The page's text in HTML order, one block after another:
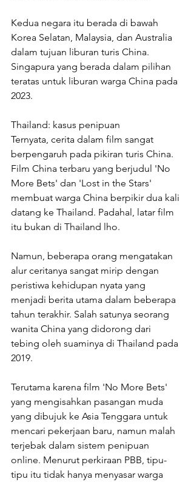
Kedua negara itu berada di bawah
Korea Selatan, Malaysia, dan Australia
dalam tujuan liburan turis China.
Singapura yang berada dalam pilihan
teratas untuk liburan warga China pada
2023.
Thailand: kasus penipuan
Ternyata, cerita dalam film sangat
berpengaruh pada pikiran turis China.
Film China terbaru yang berjudul 'No
More Bets' dan 'Lost in the Stars'
membuat warga China berpikir dua kali
datang ke Thailand. Padahal, latar film
itu bukan di Thailand lho.
Namun, beberapa orang mengatakan
alur ceritanya sangat mirip dengan
peristiwa kehidupan nyata yang
menjadi berita utama dalam beberapa
tahun terakhir. Salah satunya seorang
wanita China yang didorong dari
tebing oleh suaminya di Thailand pada
2019.
Terutama karena film 'No More Bets'
yang mengisahkan pasangan muda
yang dibujuk ke Asia Tenggara untuk
mencari pekerjaan baru, namun malah
terjebak dalam sistem penipuan
online. Menurut perkiraan PBB, tipu-
tipu itu tidak hanya menyasar warga